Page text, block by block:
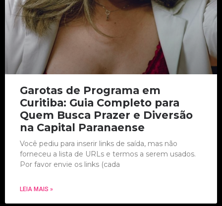
Garotas de Programa em
Curitiba: Guia Completo para
Quem Busca Prazer e Diversão
na Capital Paranaense
Você pediu para inserir links de saída, mas não
forneceu a lista de URLs e termos a serem usados.
Por favor envie os links (cada
LEIA MAIS »